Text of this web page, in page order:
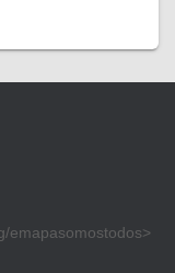
emapasomostodos>